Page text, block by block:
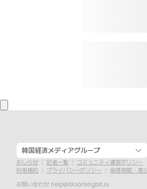
韓国経済メディアグループ
おしらせ 記者一覧
コミュニティ運営ポリシー
利用規約
プライバシーポリシー
倫理規範・青
お問い合わせ help@bloomingbit.io